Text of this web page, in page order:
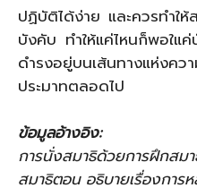
ปฏิบัติได้ง่าย และควรทำให้
บังคับ ทำให้แค่ไหนก็พอใแ
ดำรงอยู่บนเส้นทางแห่งคว
ประมาทตลอดไป
ข้อมูลอ้างอิง:
การนั่งสมาธิด้วยการฝึกสม
สมาธิตอน อธิบายเรื่องการห